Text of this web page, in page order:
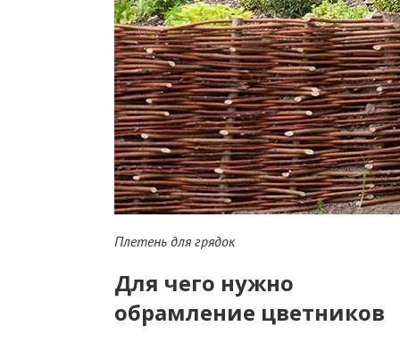
Плетень для грядок
Для чего нужно
обрамление цветников